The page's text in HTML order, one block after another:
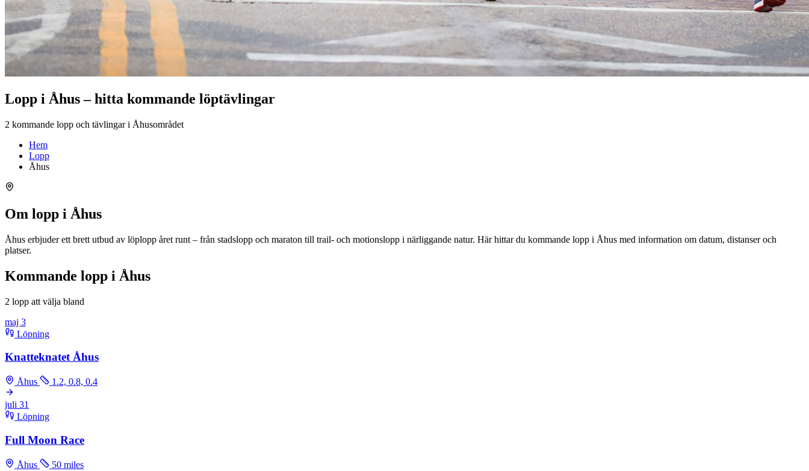
Lopp i Åhus – hitta kommande löptävlingar
2 kommande lopp och tävlingar i Åhusområdet
Hem
Lopp
Åhus
Om lopp i Åhus
Åhus erbjuder ett brett utbud av löplopp året runt – från stadslopp och maraton till trail- och motionslopp i närliggande natur. Här hittar du kommande lopp i Åhus med information om datum, distanser och
platser.
Kommande lopp i Åhus
2 lopp att välja bland
maj 3
Löpning
Knatteknatet Åhus
Åhus 1.2, 0.8, 0.4
juli 31
Löpning
Full Moon Race
Åhus 50 miles